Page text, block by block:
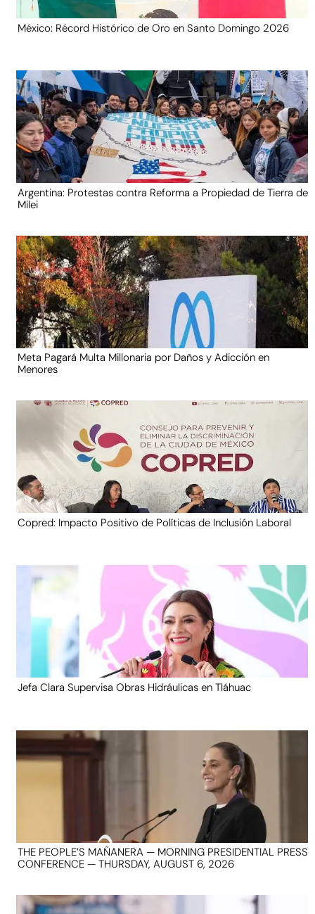
México: Récord Histórico de Oro en Santo Domingo 2026
Argentina: Protestas contra Reforma a Propiedad de Tierra de
Milei
Meta Pagará Multa Millonaria por Daños y Adicción en
Menores
Copred: Impacto Positivo de Políticas de Inclusión Laboral
Jefa Clara Supervisa Obras Hidráulicas en Tláhuac
THE PEOPLE’S MAÑANERA — MORNING PRESIDENTIAL PRESS
CONFERENCE — THURSDAY, AUGUST 6, 2026